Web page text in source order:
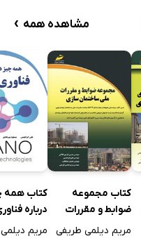
مشاهده همه ›
کتاب مجموعه
ضوابط و مقررات
ملی ساختمان سازی
مریم دیلمی طریفی
کتاب همه
درباره
مریم